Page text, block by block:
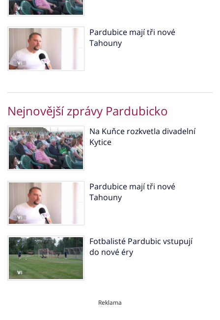
Pardubice mají tři nové
Tahouny
Nejnovější zprávy Pardubicko
Na Kuňce rozkvetla divadelní
Kytice
Pardubice mají tři nové
Tahouny
Fotbalisté Pardubic vstupují
do nové éry
Reklama